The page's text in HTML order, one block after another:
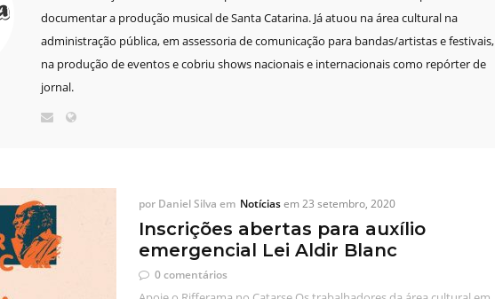
documentar a produção musical de Santa Catarina. Já atuou na área cultural na
administração pública, em assessoria de comunicação para bandas/artistas e festivais,
na produção de eventos e cobriu shows nacionais e internacionais como repórter de
jornal.
por Daniel Silva em Notíciasem23 setembro, 2020
Inscrições abertas para auxílio
emergencial Lei Aldir Blanc
0 comentários